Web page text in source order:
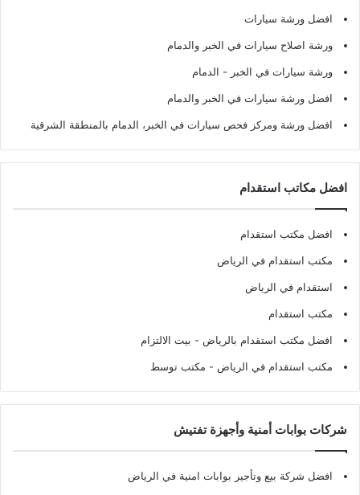
افضل ورشة سيارات
ورشة اصلاح سيارات في الخبر والدمام
ورشة سيارات في الخبر - الدمام
افضل ورشة سيارات في الخبر والدمام
افضل ورشة ومركز فحص سيارات في الخبر، الدمام بالمنطقة الشرقية
افضل مكاتب استقدام
افضل مكتب استقدام
مكتب استقدام في الرياض
استقدام في الرياض
مكتب استقدام
افضل مكتب استقدام بالرياض - بيت الالتزام
مكتب استقدام في الرياض - مكتب توسط
شركات بوابات أمنية وأجهزة تفتيش
افضل شركة بيع وتأجير بوابات امنية في الرياض